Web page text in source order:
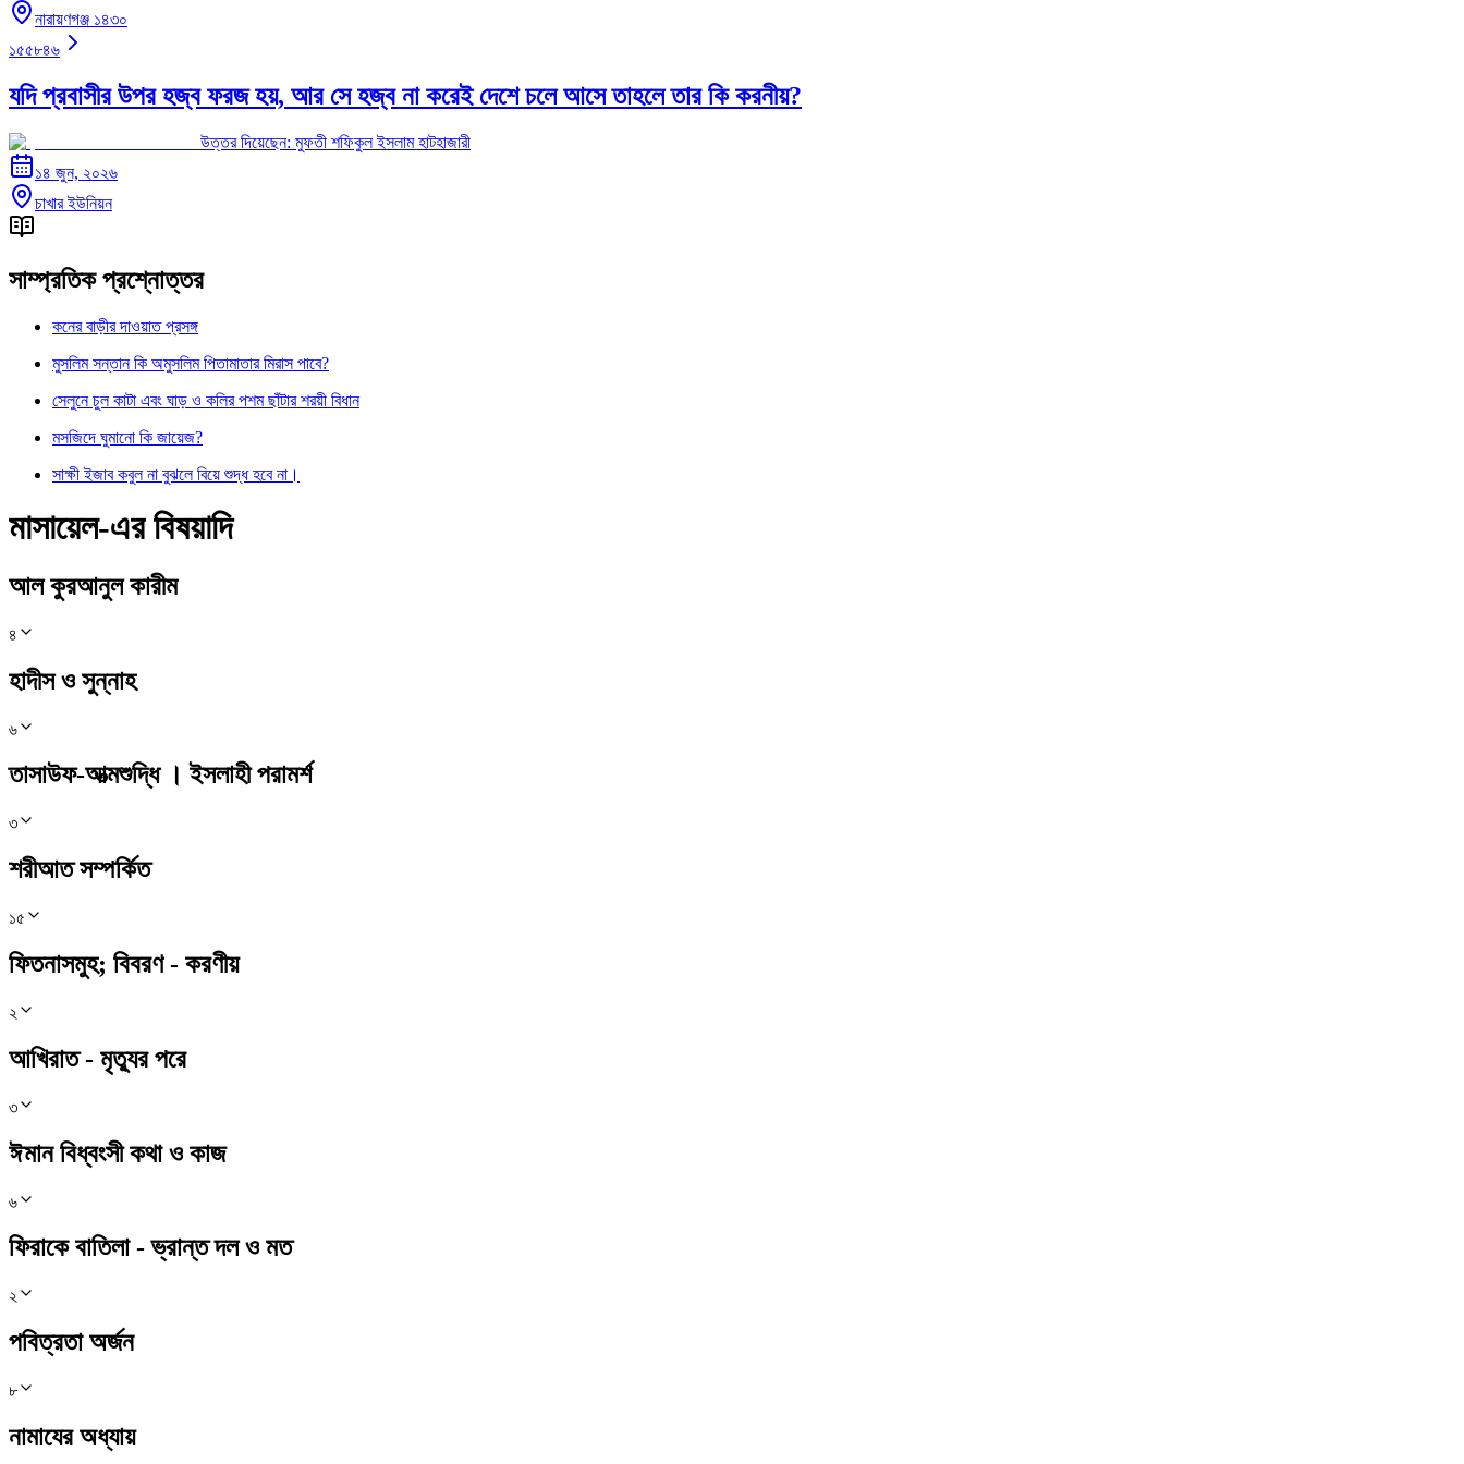
নারায়ণগঞ্জ ১৪৩০
১৫৫৮৪৬
যদি প্রবাসীর উপর হজ্ব ফরজ হয়, আর সে হজ্ব না করেই দেশে চলে আসে তাহলে তার কি করনীয়?
উত্তর দিয়েছেন: মুফতী শফিকুল ইসলাম হাটহাজারী
১৪ জুন, ২০২৬
চাখার ইউনিয়ন
সাম্প্রতিক প্রশ্নোত্তর
কনের বাড়ীর দাওয়াত প্রসঙ্গ
মুসলিম সন্তান কি অমুসলিম পিতামাতার মিরাস পাবে?
সেলুনে চুল কাটা এবং ঘাড় ও কলির পশম ছাঁটার শরয়ী বিধান
মসজিদে ঘুমানো কি জায়েজ?
সাক্ষী ইজাব কবুল না বুঝলে বিয়ে শুদ্ধ হবে না।
মাসায়েল-এর বিষয়াদি
আল কুরআনুল কারীম
৪
হাদীস ও সুন্নাহ
৬
তাসাউফ-আত্মশুদ্ধি । ইসলাহী পরামর্শ
৩
শরীআত সম্পর্কিত
১৫
ফিতনাসমুহ; বিবরণ - করণীয়
২
আখিরাত - মৃত্যুর পরে
৩
ঈমান বিধ্বংসী কথা ও কাজ
৬
ফিরাকে বাতিলা - ভ্রান্ত দল ও মত
২
পবিত্রতা অর্জন
৮
নামাযের অধ্যায়